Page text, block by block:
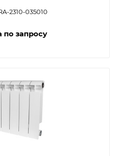
2310-035010
по запросу